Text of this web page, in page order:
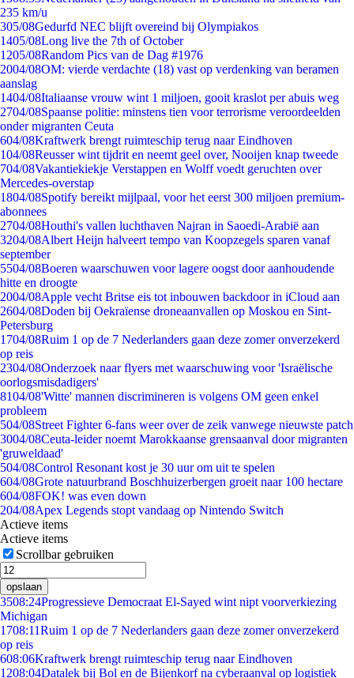
235 km/u
305/08Gedurfd NEC blijft overeind bij Olympiakos
1405/08Long live the 7th of October
1205/08Random Pics van de Dag #1976
2004/08OM: vierde verdachte (18) vast op verdenking van beramen
aanslag
1404/08Italiaanse vrouw wint 1 miljoen, gooit kraslot per abuis weg
2704/08Spaanse politie: minstens tien voor terrorisme veroordeelden
onder migranten Ceuta
604/08Kraftwerk brengt ruimteschip terug naar Eindhoven
104/08Reusser wint tijdrit en neemt geel over, Nooijen knap tweede
704/08Vakantiekiekje Verstappen en Wolff voedt geruchten over
Mercedes-overstap
1804/08Spotify bereikt mijlpaal, voor het eerst 300 miljoen premium-
abonnees
2704/08Houthi's vallen luchthaven Najran in Saoedi-Arabië aan
3204/08Albert Heijn halveert tempo van Koopzegels sparen vanaf
september
5504/08Boeren waarschuwen voor lagere oogst door aanhoudende
hitte en droogte
2004/08Apple vecht Britse eis tot inbouwen backdoor in iCloud aan
2604/08Doden bij Oekraïense droneaanvallen op Moskou en Sint-
Petersburg
1704/08Ruim 1 op de 7 Nederlanders gaan deze zomer onverzekerd
op reis
2304/08Onderzoek naar flyers met waarschuwing voor 'Israëlische
oorlogsmisdadigers'
8104/08'Witte' mannen discrimineren is volgens OM geen enkel
probleem
504/08Street Fighter 6-fans weer over de zeik vanwege nieuwste patch
3004/08Ceuta-leider noemt Marokkaanse grensaanval door migranten
'gruweldaad'
504/08Control Resonant kost je 30 uur om uit te spelen
604/08Grote natuurbrand Boschhuizerbergen groeit naar 100 hectare
604/08FOK! was even down
204/08Apex Legends stopt vandaag op Nintendo Switch
Actieve items
Actieve items
Scrollbar gebruiken
opslaan
3508:24Progressieve Democraat El-Sayed wint nipt voorverkiezing
Michigan
1708:11Ruim 1 op de 7 Nederlanders gaan deze zomer onverzekerd
op reis
608:06Kraftwerk brengt ruimteschip terug naar Eindhoven
1208:04Datalek bij Bol en de Bijenkorf na cyberaanval op logistiek